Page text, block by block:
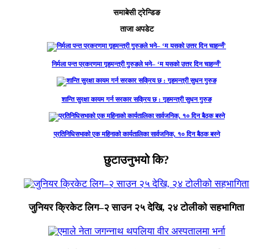
समाबेसी ट्रेन्डिङ
ताजा अपडेट
निर्मला पन्त प्रकरणमा गृहमन्त्री गुरुङले भने– ‘म यसको उत्तर दिन चाहन्नँ’
शान्ति सुरक्षा कायम गर्न सरकार सक्रिय छ : गृहमन्त्री सुधन गुरुङ
प्रतिनिधिसभाको एक महिनाको कार्यतालिका सार्वजनिक, १० दिन बैठक बस्ने
छुटाउनुभयो कि?
जुनियर क्रिकेट लिग–२ साउन २५ देखि, २४ टोलीको सहभागिता